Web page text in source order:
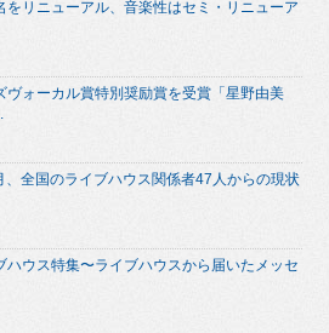
をリニューアル、音楽性はセミ・リニューア
ヴォーカル賞特別奨励賞を受賞「星野由美
、全国のライブハウス関係者47人からの現状
ハウス特集〜ライブハウスから届いたメッセ